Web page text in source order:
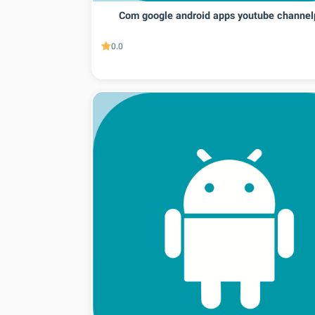
Com google android apps youtube
0.0